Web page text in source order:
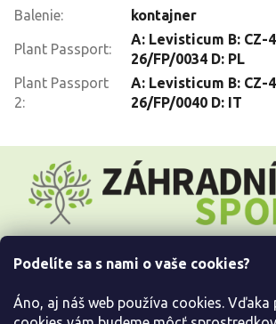
Podelíte sa s nami o vaše cookies?
Áno, aj náš web používa cookies. Vďaka
Balenie: kontajner
Plant Passport:
A: Levisticum B: CZ-
26/FP/0034 D: PL
Plant Passport
2:
A: Levisticum B: CZ-
26/FP/0040 D: IT
t